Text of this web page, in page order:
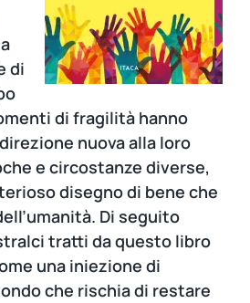
di
di fragilità hanno
nuova alla loro
e circostanze diverse,
disegno di bene che
Di seguito
tratti da questo libro
una iniezione di
che rischia di restare